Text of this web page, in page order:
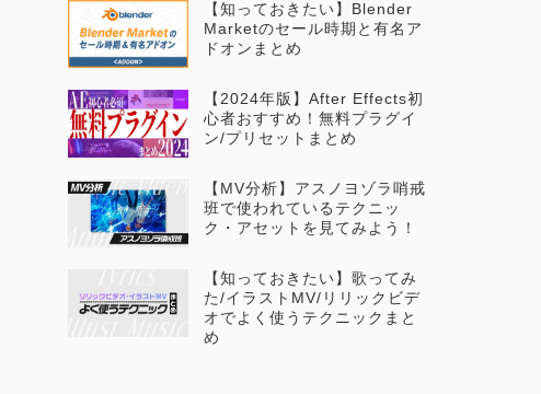
【知っておきたい】Blender
Marketのセール時期と有名ア
ドオンまとめ
【2024年版】After Effects初
心者おすすめ！無料プラグイ
ン/プリセットまとめ
【MV分析】アスノヨゾラ哨戒
班で使われているテクニッ
ク・アセットを見てみよう！
【知っておきたい】歌ってみ
た/イラストMV/リリックビデ
オでよく使うテクニックまと
め